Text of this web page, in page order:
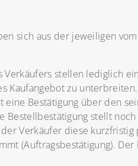
sich aus der jeweiligen
stellen lediglich
Kaufangebot zu
Bestätigung über den
Bestellbestätigung stellt
Verkäufer diese
(Auftragsbestätigung).